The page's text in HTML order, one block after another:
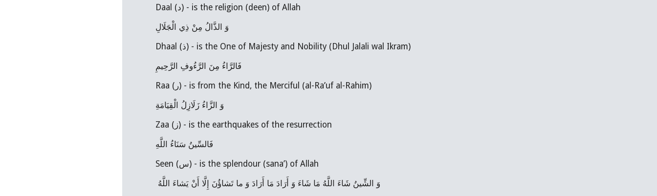
Daal (د) - is the religion (deen) of Allah
وَ الذَّالُ مِنْ ذِي الْجَلَالِ
Dhaal (ذ) - is the One of Majesty and Nobility (Dhul Jalali wal Ikram)
فَالرَّاءُ مِنَ الرَّءُوفِ الرَّحِيمِ
Raa (ر) - is from the Kind, the Merciful (al-Ra’uf al-Rahim)
وَ الزَّاءُ زَلَازِلُ الْقِيَامَةِ
Zaa (ز) - is the earthquakes of the resurrection
فَالسِّينُ سَنَاءُ اللَّهِ
Seen (س) - is the splendour (sana’) of Allah
وَ الشِّينُ شَاءَ اللَّهُ مَا شَاءَ وَ أَرَادَ مَا أَرَادَ وَ ما تَشاؤُنَ إِلَّا أَنْ يَشاءَ اللَّهُ‏